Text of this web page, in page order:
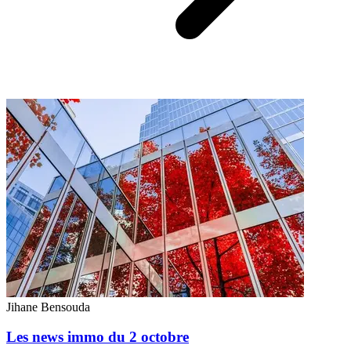
Jihane Bensouda
Les news immo du 2 octobre